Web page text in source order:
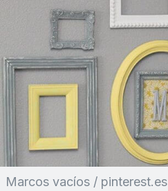
Marcos vacíos / pinterest.es